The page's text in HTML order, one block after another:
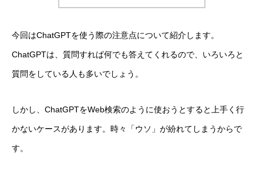
今回はChatGPTを使う際の注意点について紹介します。
ChatGPTは、質問すれば何でも答えてくれるので、いろいろと
質問をしている人も多いでしょう。
しかし、ChatGPTをWeb検索のように使おうとすると上手く行
かないケースがあります。時々「ウソ」が紛れてしまうからで
す。